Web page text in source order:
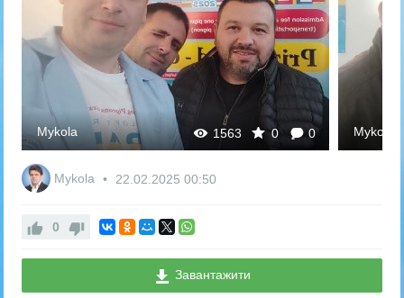
1563 0 0
Mykola Mykola
Mykola 22.02.2025 00:50
0
Завантажити